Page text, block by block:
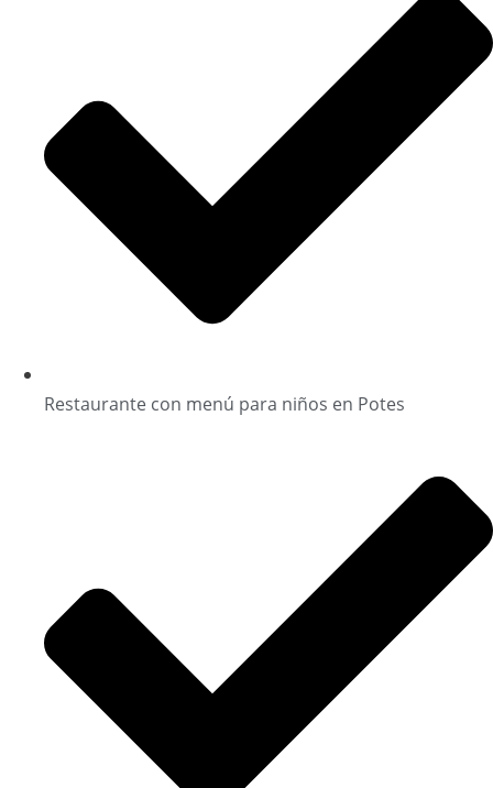
Restaurante con menú para niños en Potes